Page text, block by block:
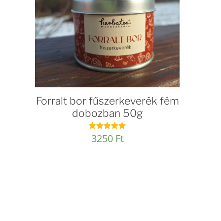
Forralt bor fűszerkeverék fém
dobozban 50g
Értékelés:
5.00
3250 Ft